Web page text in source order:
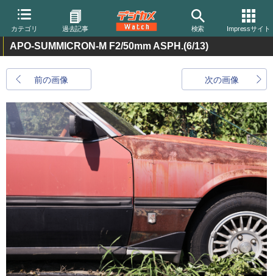
カテゴリ 過去記事 検索 Impressサイト
APO-SUMMICRON-M F2/50mm ASPH.(6/13)
前の画像 次の画像